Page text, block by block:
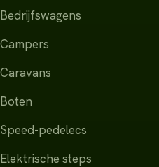
Bedrijfswagens
Campers
Caravans
Boten
Speed-pedelecs
Elektrische steps